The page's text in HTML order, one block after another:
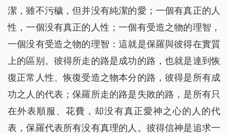
潔，雖不污穢，但并没有純潔的愛；一個有真正的人
性，一個没有真正的人性；一個有受造之物的理智，
一個没有受造之物的理智：這就是保羅與彼得在實質
上的區别。彼得所走的路是成功的路，也就是達到恢
復正常人性、恢復受造之物本分的路，彼得是所有成
功之人的代表；保羅所走的路是失敗的路，是所有只
在外表順服、花費，却没有真正愛神之心的人的代
表，保羅代表所有没有真理的人。彼得信神是追求一